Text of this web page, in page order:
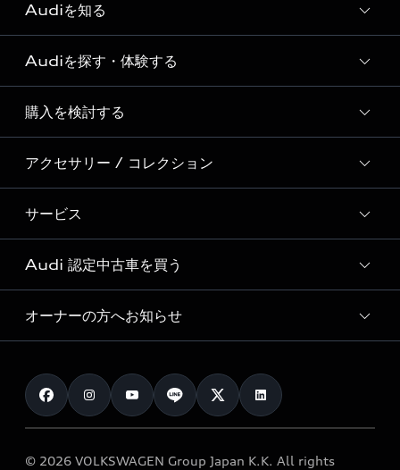
Audiを知る
Audi ブランド
Story of Progress
Audi Sport
Formula 1®
デジタルサービス
Audiを探す・体験する
ディーラー検索
新車在庫検索
試乗車・展示車検索
見積り依頼
試乗予約
購入を検討する
モデル一覧
特別仕様モデル / 限定モデル
e-tronラインアップ
価格シミュレーション
車両比較
カタログ一覧
アクセサリー / コレクション
純正アクセサリー
オンラインショップ
Audi collection
アウディナビアプリ
サービス
サービス入庫予約
サービスプログラム
メンテナンス
車検 / 定期点検
e-tronアフターサポート
Audi 認定中古車を買う
Audi認定中古車
クオリティ
保証
メンテナンス
オーナーの方へお知らせ
お知らせ
オーナー様向けキャンペーン
© 2026 VOLKSWAGEN Group Japan K.K. All rights